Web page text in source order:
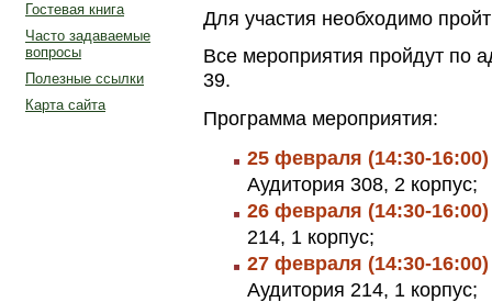
Гостевая книга
Часто задаваемые
вопросы
Полезные ссылки
Карта сайта
Для участия необходимо
Все мероприятия пройдут по
39.
Программа мероприятия:
25 февраля (14:30-16:00)
Аудитория 308, 2 корпус;
26 февраля (14:30-16:00)
214, 1 корпус;
27 февраля (14:30-16:00)
Аудитория 214, 1 корпус;